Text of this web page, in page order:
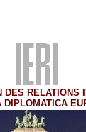
DES RELATIONS
DIPLOMATICA